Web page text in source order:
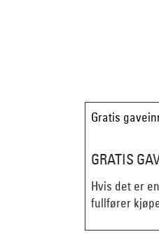
Gratis
GRATIS
Hvis det er
fullfører